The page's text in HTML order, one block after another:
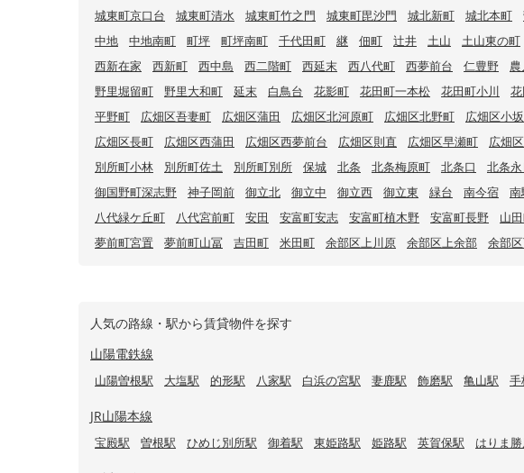
城東町京口台
城東町清水 城東町竹之門 城東町毘沙門 城北新町 城北本町
中地
中地南町 町坪 町坪南町 千代田町 継 佃町 辻井 土山 土山東の町
西新在家
西新町 西中島 西二階町 西延末 西八代町 西夢前台 仁豊野
野里堀留町
野里大和町 延末 白鳥台 花影町 花田町一本松 花田町小川
平野町
広畑区吾妻町 広畑区蒲田 広畑区北河原町 広畑区北野町 広畑区小坂
広畑区長町
広畑区西蒲田 広畑区西夢前台 広畑区則直 広畑区早瀬町 広畑
別所町小林
別所町佐土 別所町別所 保城 北条 北条梅原町 北条口 北条
御国野町深志野
神子岡前 御立北 御立中 御立西 御立東 緑台 南今宿 南
八代緑ケ丘町
八代宮前町 安田 安富町安志 安富町植木野 安富町長野 山
夢前町宮置
夢前町山冨 吉田町 米田町 余部区上川原 余部区上余部 余部
人気の路線・駅から賃貸物件を探す
山陽電鉄線
山陽曽根駅 大塩駅 的形駅 八家駅 白浜の宮駅 妻鹿駅 飾磨駅 亀山駅 手
JR山陽本線
宝殿駅 曽根駅 ひめじ別所駅 御着駅 東姫路駅 姫路駅 英賀保駅 はりま